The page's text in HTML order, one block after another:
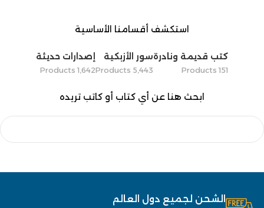
استكشف أقسامنا الأساسية
كتب قديمة ونادرة
151 Products
سور الأزبكية
5٬443 Products
إصدارات حديثة
1٬642 Products
ابحث هنا عن أي كتاب أو كاتب تريده
الشحن لجميع دول العالم